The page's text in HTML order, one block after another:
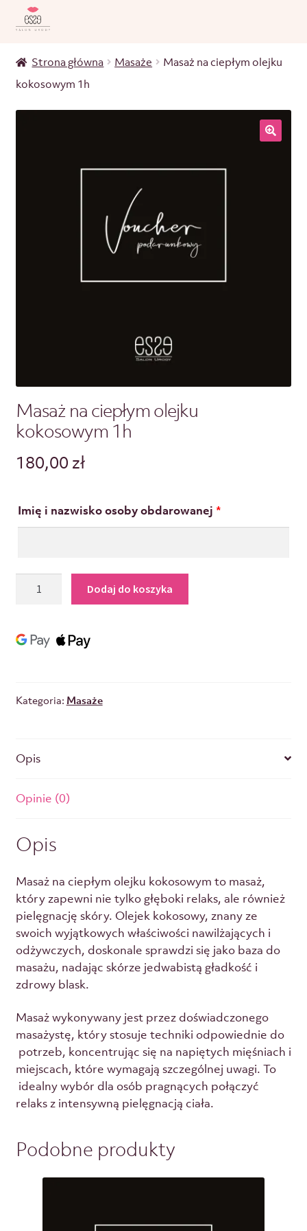
Strona główna Masaże
Masaż na ciepłym olejku
kokosowym 1h
Masaż na ciepłym olejku
kokosowym 1h
180,00 zł
Imię i nazwisko osoby obdarowanej *
Dodaj do koszyka
Kategoria: Masaże
Opis
Opinie (0)
Opis
Masaż na ciepłym olejku kokosowym to masaż,
który zapewni nie tylko głęboki relaks, ale również
pielęgnację skóry. Olejek kokosowy, znany ze
swoich wyjątkowych właściwości nawilżających i
odżywczych, doskonale sprawdzi się jako baza do
masażu, nadając skórze jedwabistą gładkość i
zdrowy blask.
Masaż wykonywany jest przez doświadczonego
masażystę, który stosuje techniki odpowiednie do
potrzeb, koncentrując się na napiętych mięśniach i
miejscach, które wymagają szczególnej uwagi. To
idealny wybór dla osób pragnących połączyć
relaks z intensywną pielęgnacją ciała.
Podobne produkty